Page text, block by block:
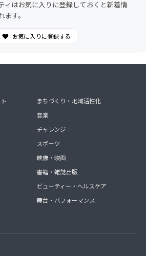
軽に質問OK。日常的に気づきや学び
ィはお気に入りに登録しておくと新着情
す。
お気に入りに登録する
まちづくり・地域活性化
音楽
チャレンジ
スポーツ
映像・映画
書籍・雑誌出版
ビューティー・ヘルスケア
舞台・パフォーマンス